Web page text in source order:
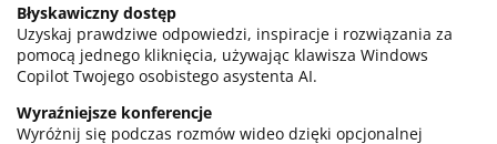
Błyskawiczny dostęp
Uzyskaj prawdziwe odpowiedzi, inspiracje i rozwiązania za
pomocą jednego kliknięcia, używając klawisza Windows
Copilot Twojego osobistego asystenta AI.
Wyraźniejsze konferencje
Wyróżnij się podczas rozmów wideo dzięki opcjonalnej